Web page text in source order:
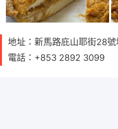
地址：新馬路庇山耶街28號
電話：+853 2892 3099